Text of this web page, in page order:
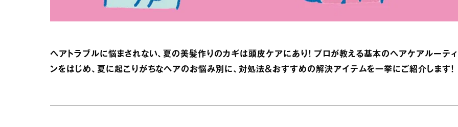
ヘアトラブルに悩まされない、夏の美髪作りのカギは頭皮ケアにあり！ プロが教える基本のヘアケアルーティ
ンをはじめ、夏に起こりがちなヘアのお悩み別に、対処法＆おすすめの解決アイテムを一挙にご紹介します！